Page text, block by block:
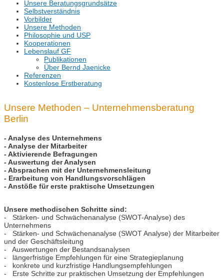
Unsere Beratungsgrundsätze
Selbstverständnis
Vorbilder
Unsere Methoden
Philosophie und USP
Kooperationen
Lebenslauf GF
Publikationen
Über Bernd Jaenicke
Referenzen
Kostenlose Erstberatung
Unsere Methoden – Unternehmensberatung
Berlin
- Analyse des Unternehmens
- Analyse der Mitarbeiter
- Aktivierende Befragungen
- Auswertung der Analysen
- Absprachen mit der Unternehmensleitung
- Erarbeitung von Handlungsvorschlägen
- Anstöße für erste praktische Umsetzungen
Unsere methodischen Schritte sind:
- Stärken- und Schwächenanalyse (SWOT-Analyse) des
Unternehmens
- Stärken- und Schwächenanalyse (SWOT Analyse) der Mitarbeiter
und der Geschäftsleitung
- Auswertungen der Bestandsanalysen
- längerfristige Empfehlungen für eine Strategieplanung
- konkrete und kurzfristige Handlungsempfehlungen
- Erste Schritte zur praktischen Umsetzung der Empfehlungen